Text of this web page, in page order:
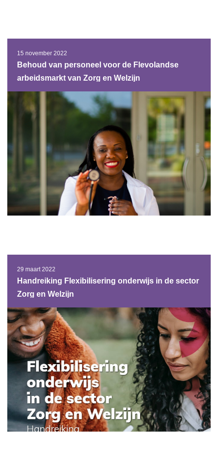
15 november 2022
Behoud van personeel voor de Flevolandse
arbeidsmarkt van Zorg en Welzijn
29 maart 2022
Handreiking Flexibilisering onderwijs in de sector
Zorg en Welzijn